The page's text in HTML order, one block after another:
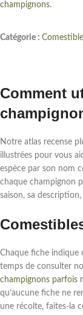
champignons.
Catégorie : Comestible
Comment
Notre atlas recense
illustrées pour vous
espèce par son nom
chaque champignon
saison, sa
Chaque fiche indique
temps de consulter
champignons parfois
qu’aucune fiche ne
une récolte, faites-la